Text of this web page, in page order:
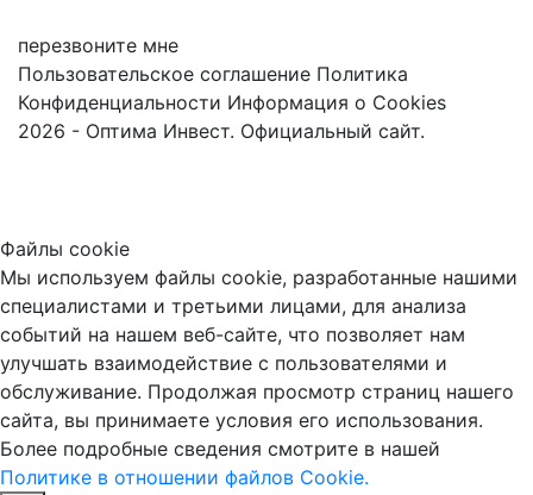
перезвоните мне
Пользовательское соглашение Политика
Конфиденциальности Информация о Cookies
2026 - Оптима Инвест. Официальный сайт.
Файлы cookie
Мы используем файлы cookie, разработанные нашими
специалистами и третьими лицами, для анализа
событий на нашем веб-сайте, что позволяет нам
улучшать взаимодействие с пользователями и
обслуживание. Продолжая просмотр страниц нашего
сайта, вы принимаете условия его использования.
Более подробные сведения смотрите в нашей
Политике в отношении файлов Cookie.